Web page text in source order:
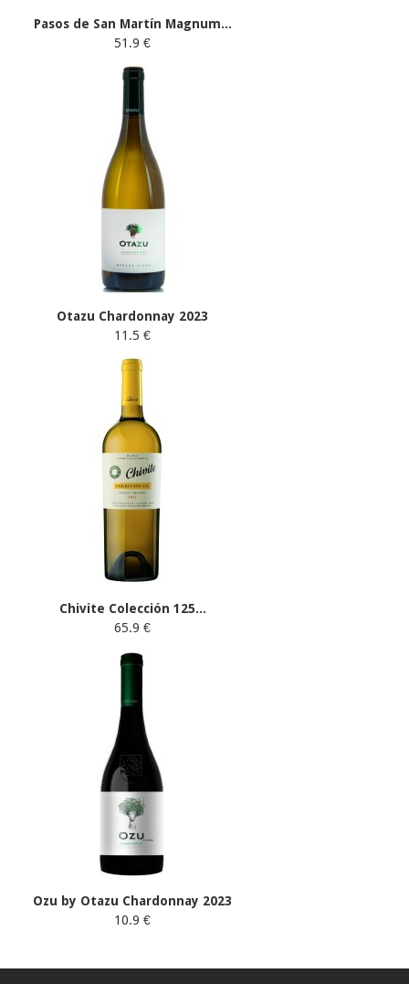
Pasos de San Martín Magnum...
51.9 €
Otazu Chardonnay 2023
11.5 €
Chivite Colección 125...
65.9 €
Ozu by Otazu Chardonnay 2023
10.9 €